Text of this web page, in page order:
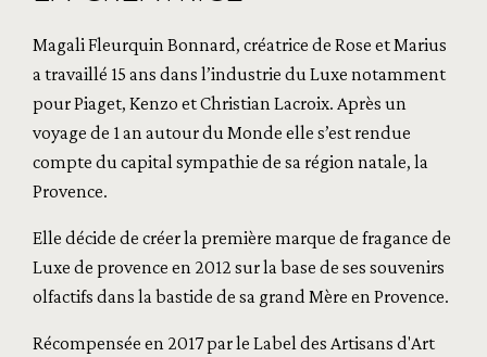
Magali Fleurquin Bonnard, créatrice de Rose et Marius
a travaillé 15 ans dans l’industrie du Luxe notamment
pour Piaget, Kenzo et Christian Lacroix. Après un
voyage de 1 an autour du Monde elle s’est rendue
compte du capital sympathie de sa région natale, la
Provence.
Elle décide de créer la première marque de fragance de
Luxe de provence en 2012 sur la base de ses souvenirs
olfactifs dans la bastide de sa grand Mère en Provence.
Récompensée en 2017 par le Label des Artisans d'Art